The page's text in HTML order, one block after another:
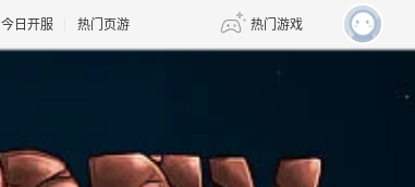
今日开服 热门页游 热门游戏